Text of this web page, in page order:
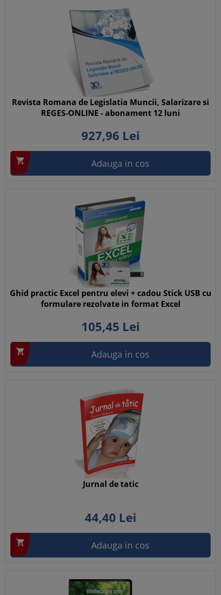
Revista Romana de Legislatia Muncii, Salarizare si
REGES-ONLINE - abonament 12 luni
927,96 Lei
 Adauga in cos
Ghid practic Excel pentru elevi + cadou Stick USB cu
formulare rezolvate in format Excel
105,45 Lei
 Adauga in cos
Jurnal de tatic
44,40 Lei
 Adauga in cos